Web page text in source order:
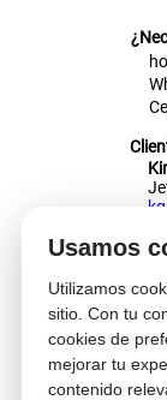
Usamos
Utilizamos
sitio. Con tu
cookies de
mejorar tu
contenido
L-
Nosotros